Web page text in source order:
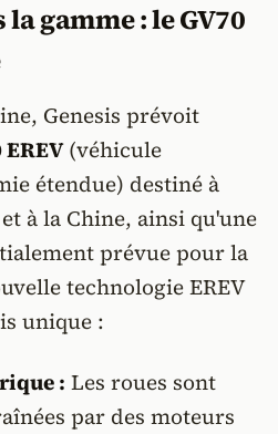
gamme : le GV70
Genesis prévoit
EREV(véhicule
étendue) destiné à
à la Chine, ainsi qu'une
prévue pour la
technologie EREV
unique :
: Les roues sont
par des moteurs